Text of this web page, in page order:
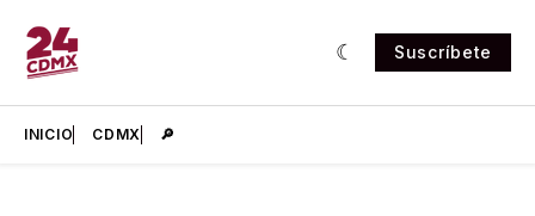
Suscríbete
INICIO CDMX 🔎